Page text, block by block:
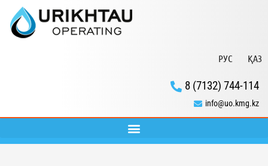
РУС ҚАЗ
8 (7132) 744-114
info@uo.kmg.kz